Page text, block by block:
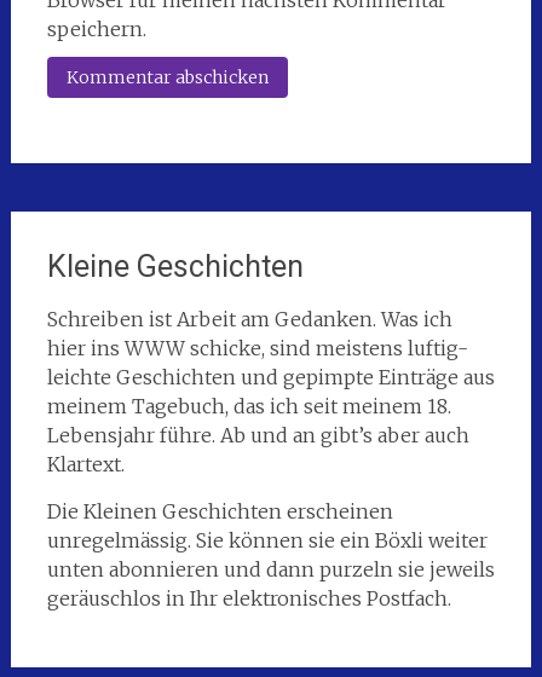
speichern.
Kleine Geschichten
Schreiben ist Arbeit am Gedanken. Was ich
hier ins WWW schicke, sind meistens luftig-
leichte Geschichten und gepimpte Einträge aus
meinem Tagebuch, das ich seit meinem 18.
Lebensjahr führe. Ab und an gibt’s aber auch
Klartext.
Die Kleinen Geschichten erscheinen
unregelmässig. Sie können sie ein Böxli weiter
unten abonnieren und dann purzeln sie jeweils
geräuschlos in Ihr elektronisches Postfach.